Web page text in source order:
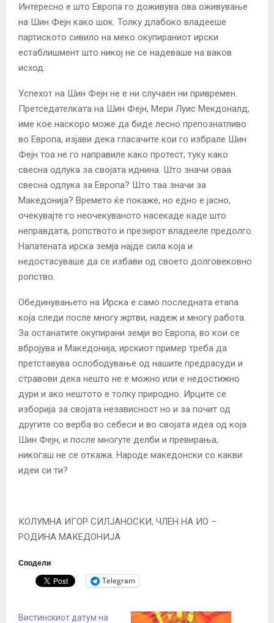
Интересно е што Европа го доживува ова оживување
на Шин Фејн како шок. Толку длабоко владееше
партиското сивило на меко окупираниот ирски
естаблишмент што никој не се надеваше на ваков
исход.
Успехот на Шин Фејн не е ни случаен ни привремен.
Претседателката на Шин Фејн, Мери Луис Мекдоналд,
име кое наскоро може да биде лесно препознатливо
во Европа, изјави дека гласачите кои го избрале Шин
Фејн тоа не го направиле како протест, туку како
свесна одлука за својата иднина. Што значи оваа
свесна одлука за Европа? Што таа значи за
Македонија? Времето ќе покаже, но едно е јасно,
очекувајте го неочекуваното насекаде каде што
неправдата, ропството и презирот владееле предолго.
Напатената ирска земја најде сила која и
недостасуваше да се избави од своето долговековно
ропство.
Обединувањето на Ирска е само последната етапа
која следи после многу жртви, надеж и многу работа.
За останатите окупирани земји во Европа, во кои се
вбројува и Македонија, ирскиот пример треба да
претставува ослободување од нашите предрасуди и
стравови дека нешто не е можно или е недостижно
дури и ако нештото е толку природно. Ирците се
изборија за својата независност но и за почит од
другите со верба во себеси и во својата идеа од која
Шин Фејн, и после многуте делби и превирања,
никогаш не се откажа. Народе македонски со какви
идеи си ти?
КОЛУМНА ИГОР СИЛЈАНОСКИ, ЧЛЕН НА ИО –
РОДИНА МАКЕДОНИЈА
Сподели
Telegram
Вистинскиот датум на